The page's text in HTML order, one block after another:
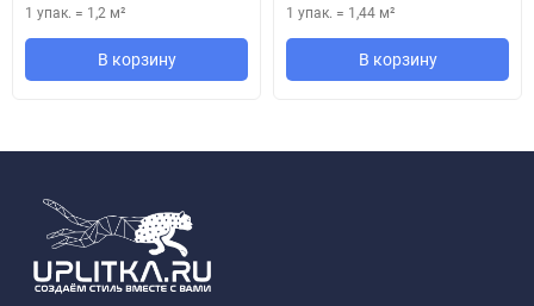
1 упак. = 1,2 м²
В корзину
1 упак. = 1,44 м²
В корзину